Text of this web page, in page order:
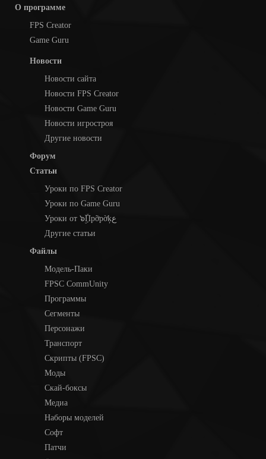
О программе
FPS Creator
Game Guru
Новости
Новости сайта
Новости FPS Creator
Новости Game Guru
Новости игростроя
Другие новости
Форум
Статьи
Уроки по FPS Creator
Уроки по Game Guru
Уроки от ๖ۣۜПpỡpờķع
Другие статьи
Файлы
Модель-Паки
FPSC CommUnity
Программы
Сегменты
Персонажи
Транспорт
Скрипты (FPSC)
Моды
Скай-боксы
Медиа
Наборы моделей
Софт
Патчи